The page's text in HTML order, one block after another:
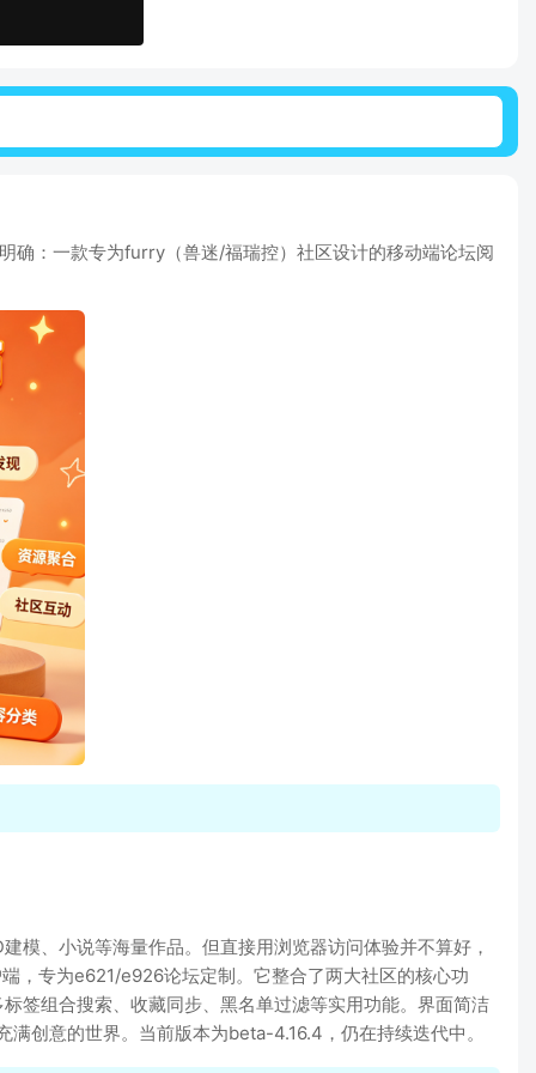
确：一款专为furry（兽迷/福瑞控）社区设计的移动端论坛阅
、小说等海量作品。但直接用浏览器访问体验并不算好，
专为e621/e926论坛定制。它整合了两大社区的核心功
签组合搜索、收藏同步、黑名单过滤等实用功能。界面简洁
创意的世界。当前版本为beta-4.16.4，仍在持续迭代中。